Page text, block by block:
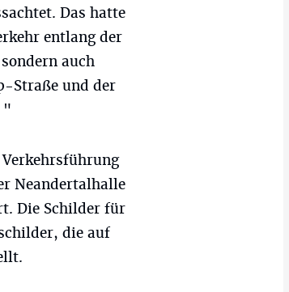
Das hatte
entlang der
auch
Straße und der
"
Neandertalhalle
Die Schilder für
die auf